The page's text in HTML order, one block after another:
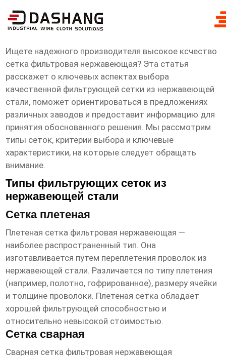
высокое ксчество сетка фильтровая
нержавеющая заводы
Ищете надежного производителя высокое ксчество
сетка фильтровая нержавеющая? Эта статья
расскажет о ключевых аспектах выбора
качественной фильтрующей сетки из нержавеющей
стали, поможет ориентироваться в предложениях
различных заводов и предоставит информацию для
принятия обоснованного решения. Мы рассмотрим
типы сеток, критерии выбора и ключевые
характеристики, на которые следует обращать
внимание.
Типы фильтрующих сеток из
нержавеющей стали
Сетка плетеная
Плетеная сетка фильтровая нержавеющая —
наиболее распространенный тип. Она
изготавливается путем переплетения проволок из
нержавеющей стали. Различается по типу плетения
(например, полотно, гофрированное), размеру ячейки
и толщине проволоки. Плетеная сетка обладает
хорошей фильтрующей способностью и
относительно невысокой стоимостью.
Сетка сварная
Сварная сетка фильтровая нержавеющая